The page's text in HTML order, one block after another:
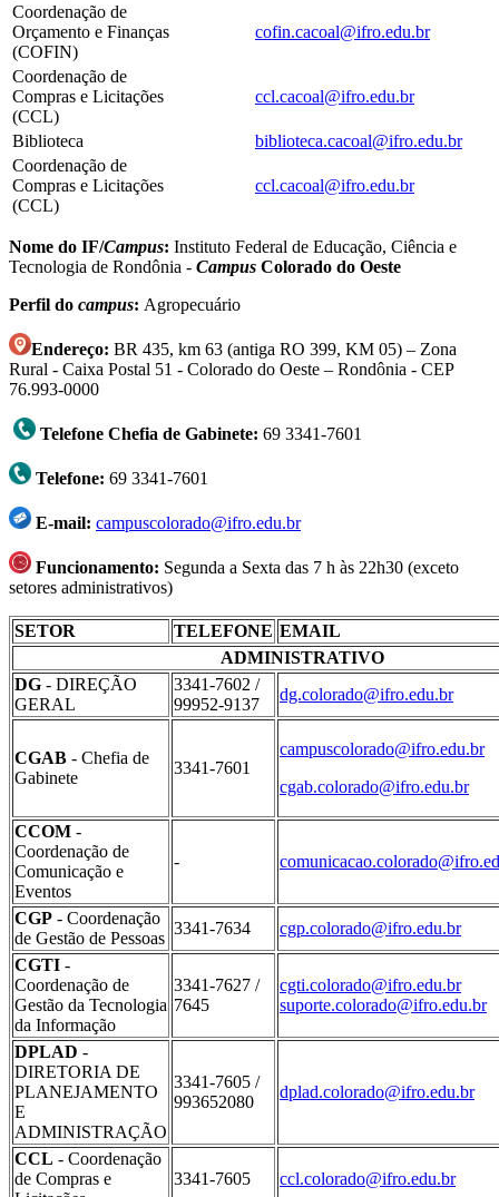
Coordenação de
Orçamento e Finanças
(COFIN)
cofin.cacoal@ifro.edu.br
Coordenação de
Compras e Licitações
(CCL)
ccl.cacoal@ifro.edu.br
Biblioteca
biblioteca.cacoal@ifro.edu.br
Coordenação de
Compras e Licitações
(CCL)
ccl.cacoal@ifro.edu.br
Nome do IF/Campus: Instituto Federal de Educação, Ciência e
Tecnologia de Rondônia - Campus Colorado do Oeste
Perfil do campus: Agropecuário
Endereço: BR 435, km 63 (antiga RO 399, KM 05) – Zona
Rural - Caixa Postal 51 - Colorado do Oeste – Rondônia - CEP
76.993-0000
Telefone Chefia de Gabinete: 69 3341-7601
Telefone: 69 3341-7601
E-mail: campuscolorado@ifro.edu.br
Funcionamento: Segunda a Sexta das 7 h às 22h30 (exceto
setores administrativos)
SETOR TELEFONE EMAIL
ADMINISTRATIVO
DG - DIREÇÃO
GERAL
3341-7602 /
99952-9137
dg.colorado@ifro.edu.br
CGAB - Chefia de
Gabinete
3341-7601
campuscolorado@ifro.edu.br
cgab.colorado@ifro.edu.br
CCOM -
Coordenação de
Comunicação e
Eventos
-
CGP - Coordenação
de Gestão de Pessoas
3341-7634
cgp.colorado@ifro.edu.br
CGTI -
Coordenação de
Gestão da Tecnologia
da Informação
3341-7627 /
7645
cgti.colorado@ifro.edu.br
suporte.colorado@ifro.edu.br
DPLAD -
DIRETORIA DE
PLANEJAMENTO
E
ADMINISTRAÇÃO
3341-7605 /
993652080
dplad.colorado@ifro.edu.br
CCL - Coordenação
de Compras e
3341-7605 ccl.colorado@ifro.edu.br